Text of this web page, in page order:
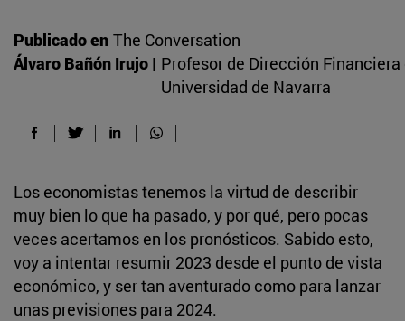
Publicado en The Conversation
Álvaro Bañón Irujo | Profesor de Dirección Financiera
Universidad de Navarra
Los economistas tenemos la virtud de describir
muy bien lo que ha pasado, y por qué, pero pocas
veces acertamos en los pronósticos. Sabido esto,
voy a intentar resumir 2023 desde el punto de vista
económico, y ser tan aventurado como para lanzar
unas previsiones para 2024.